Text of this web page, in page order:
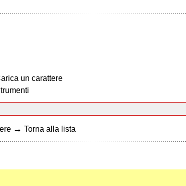
un carattere
→ Torna alla lista